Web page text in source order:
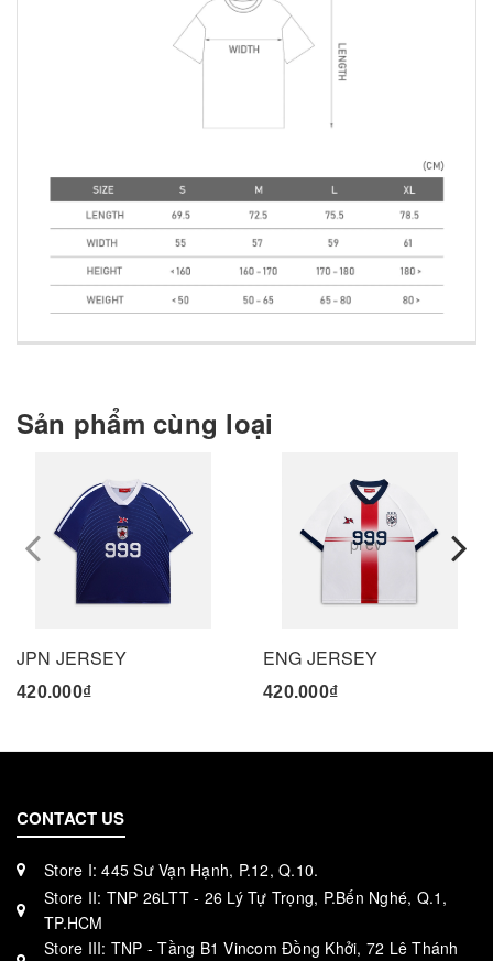
Sản phẩm cùng loại
JPN JERSEY
420.000₫
ENG JERSEY
420.000₫
prev
CONTACT US
Store I: 445 Sư Vạn Hạnh, P.12, Q.10.
Store II: TNP 26LTT - 26 Lý Tự Trọng, P.Bến Nghé, Q.1,
TP.HCM
Store III: TNP - Tầng B1 Vincom Đồng Khởi, 72 Lê Thánh